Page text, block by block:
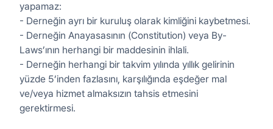
yapamaz:
- Derneğin ayrı bir kuruluş olarak kimliğini kaybetmesi.
- Derneğin Anayasasının (Constitution) veya By-
Laws’ının herhangi bir maddesinin ihlali.
- Derneğin herhangi bir takvim yılında yıllık gelirinin
yüzde 5’inden fazlasını, karşılığında eşdeğer mal
ve/veya hizmet almaksızın tahsis etmesini
gerektirmesi.